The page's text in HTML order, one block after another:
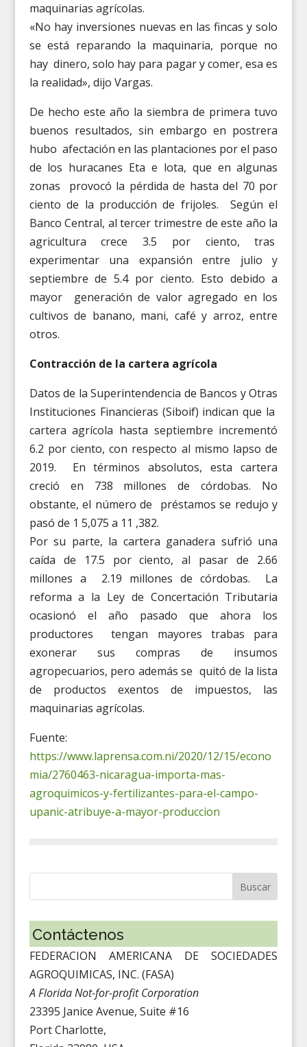
maquinarias agrícolas.
«No hay inversiones nuevas en las fincas y solo
se está reparando la maquinaria, porque no
hay dinero, solo hay para pagar y comer, esa es
la realidad», dijo Vargas.
De hecho este año la siembra de primera tuvo
buenos resultados, sin embargo en postrera
hubo afectación en las plantaciones por el paso
de los huracanes Eta e lota, que en algunas
zonas provocó la pérdida de hasta del 70 por
ciento de la producción de frijoles. Según el
Banco Central, al tercer trimestre de este año la
agricultura crece 3.5 por ciento, tras
experimentar una expansión entre julio y
septiembre de 5.4 por ciento. Esto debido a
mayor generación de valor agregado en los
cultivos de banano, mani, café y arroz, entre
otros.
Contracción de la cartera agrícola
Datos de la Superintendencia de Bancos y Otras
Instituciones Financieras (Siboif) indican que la
cartera agrícola hasta septiembre incrementó
6.2 por ciento, con respecto al mismo lapso de
2019. En términos absolutos, esta cartera
creció en 738 millones de córdobas. No
obstante, el número de préstamos se redujo y
pasó de 1 5,075 a 11 ,382.
Por su parte, la cartera ganadera sufrió una
caída de 17.5 por ciento, al pasar de 2.66
millones a 2.19 millones de córdobas. La
reforma a la Ley de Concertación Tributaria
ocasionó el año pasado que ahora los
productores tengan mayores trabas para
exonerar sus compras de insumos
agropecuarios, pero además se quitó de la lista
de productos exentos de impuestos, las
maquinarias agrícolas.
Fuente:
https://www.laprensa.com.ni/2020/12/15/econo
mia/2760463-nicaragua-importa-mas-
agroquimicos-y-fertilizantes-para-el-campo-
upanic-atribuye-a-mayor-produccion
Contáctenos
FEDERACION AMERICANA DE SOCIEDADES
AGROQUIMICAS, INC. (FASA)
A Florida Not-for-profit Corporation
23395 Janice Avenue, Suite #16
Port Charlotte,